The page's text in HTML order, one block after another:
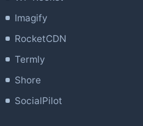
Imagify
RocketCDN
Termly
Shore
SocialPilot